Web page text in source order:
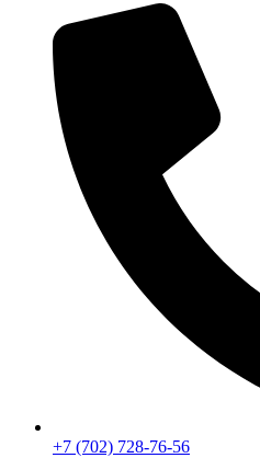
+7 (702) 728-76-56